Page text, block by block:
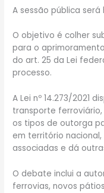
A sessão pública
O objetivo é colher
para o
do art. 25 da Lei
processo.
A Lei nº 14.273/2021
transporte
os tipos de outorga
em território
associadas e dá
O debate inclui a
ferrovias, novos